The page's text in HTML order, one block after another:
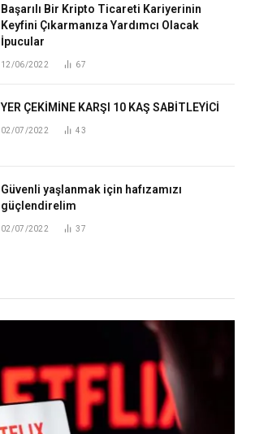
Başarılı Bir Kripto Ticareti Kariyerinin
Keyfini Çıkarmanıza Yardımcı Olacak
İpucular
12/06/2022 67
YER ÇEKİMİNE KARŞI 10 KAŞ SABİTLEYİCİ
02/07/2022 43
Güvenli yaşlanmak için hafızamızı
güçlendirelim
02/07/2022 37